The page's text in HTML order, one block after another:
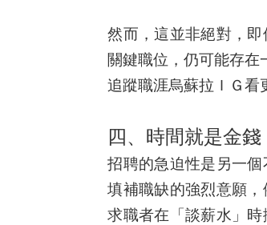
然而，這並非絕對，
關鍵職位，仍可能存在
追蹤職涯烏蘇拉ＩＧ看
四、時間就是金
招聘的急迫性是另一
填補職缺的強烈意願
求職者在「談薪水」